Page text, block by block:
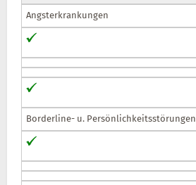
Angsterkrankungen
Borderline- u. Persönlichkeitsstörungen